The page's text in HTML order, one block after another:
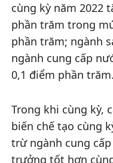
cùng kỳ năm 2022
phần trăm trong
phần trăm; ngành
ngành cung cấp
0,1 điểm phần trăm.
Trong khi cùng kỳ,
biến chế tạo cùng
trừ ngành cung
trưởng tốt hơn